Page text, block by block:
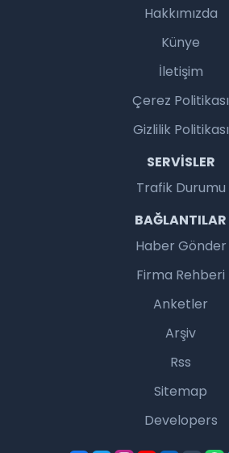
Hakkımızda
Künye
İletişim
Çerez Politikası
Gizlilik Politikası
SERVISLER
Trafik Durumu
BAĞLANTILAR
Haber Gönder
Firma Rehberi
Anketler
Arşiv
Rss
Sitemap
Developers